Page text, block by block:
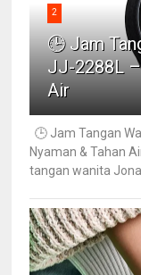
2
🕒 Jam
JJ-2288L –
Air
🕒 Jam Tangan
Nyaman & Tahan
tangan wanita